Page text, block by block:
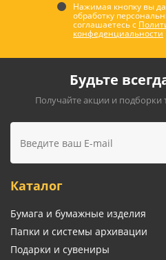
Нажимая кнопку вы
обработку
соглашаетесь с
конфеденциальности
Будьте
Получайте акции и подборки
Каталог
Бумага и бумажные изделия
Папки и системы архивации
Подарки и сувениры